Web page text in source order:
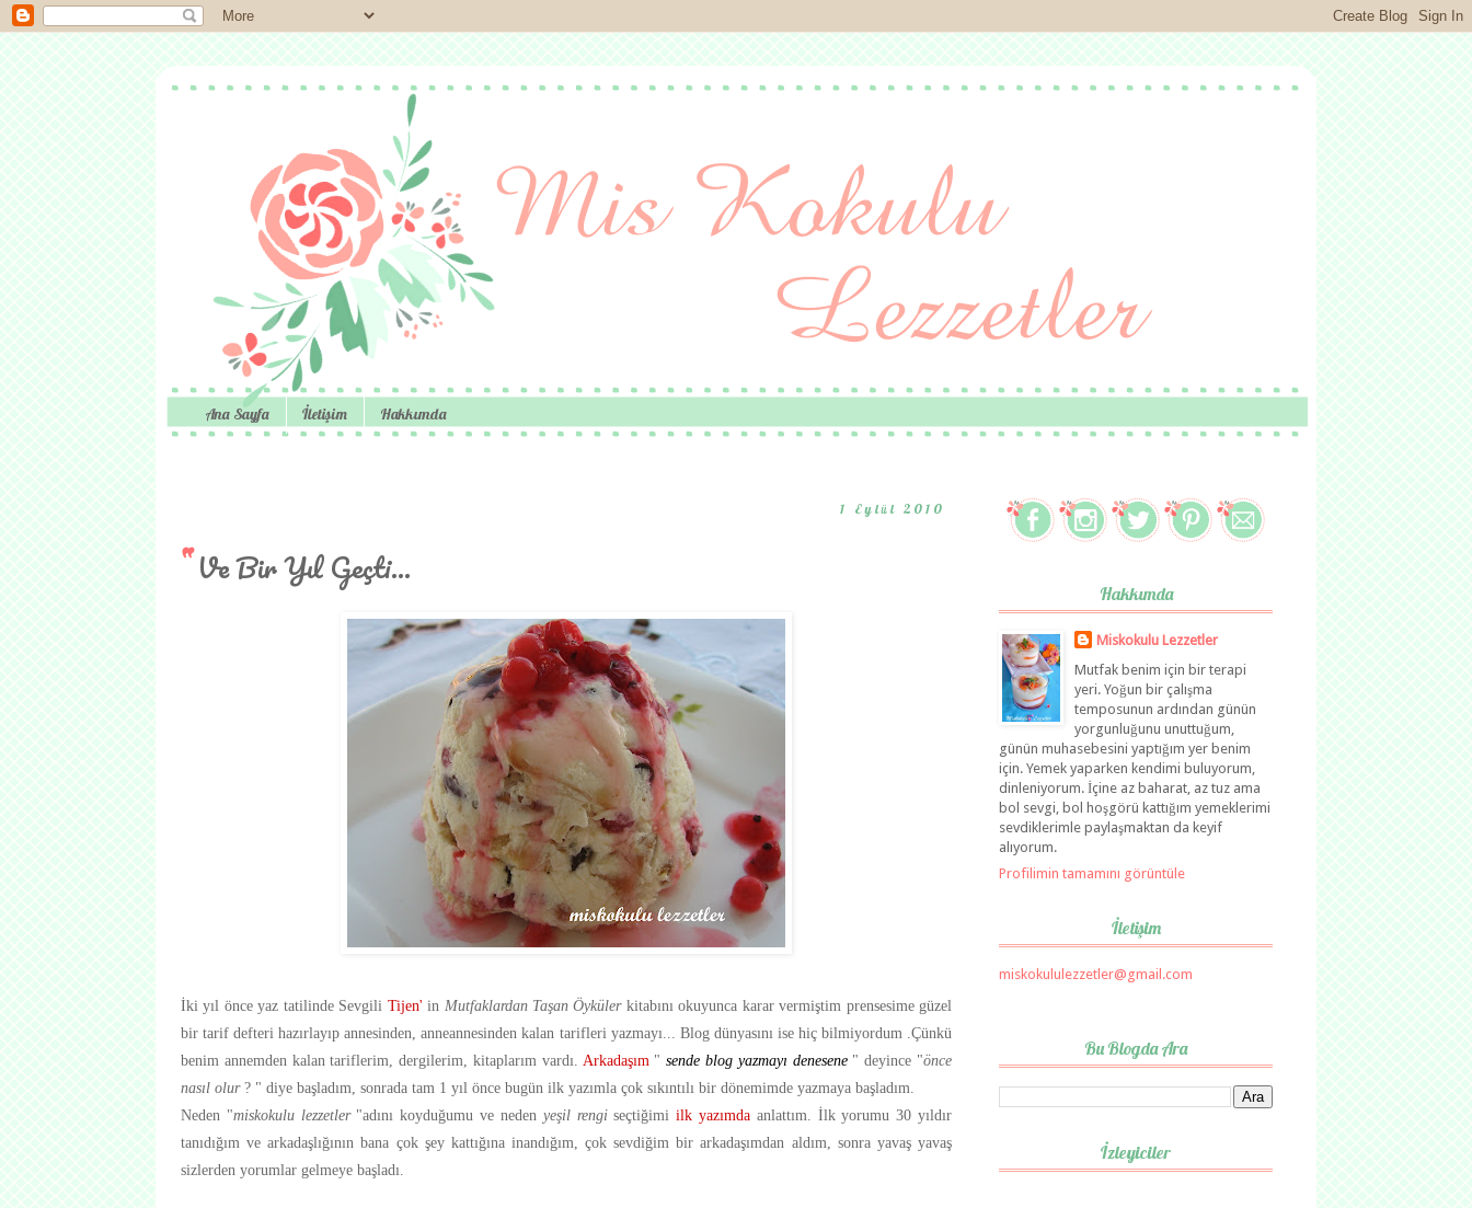
Ana Sayfa İletişim Hakkımda
1 Eylül 2010
Ve Bir Yıl Geçti...
İki yıl önce yaz tatilinde Sevgili Tijen' in Mutfaklardan Taşan Öyküler kitabını okuyunca karar vermiştim prensesime güzel
bir tarif defteri hazırlayıp annesinden, anneannesinden kalan tarifleri yazmayı... Blog dünyasını ise hiç bilmiyordum .Çünkü
benim annemden kalan tariflerim, dergilerim, kitaplarım vardı. Arkadaşım "sende blog yazmayı denesene" deyince "önce
nasıl olur? " diye başladım, sonrada tam 1 yıl önce bugün ilk yazımla çok sıkıntılı bir dönemimde yazmaya başladım.
Neden "miskokulu lezzetler"adını koyduğumu ve neden yeşil rengiseçtiğimiilk yazımda anlattım. İlk yorumu 30 yıldır
tanıdığım ve arkadaşlığının bana çok şey kattığına inandığım, çok sevdiğim bir arkadaşımdan aldım, sonra yavaş yavaş
sizlerden yorumlar gelmeye başladı.
Hakkımda
Miskokulu Lezzetler
Mutfak benim için bir terapi
yeri. Yoğun bir çalışma
temposunun ardından günün
yorgunluğunu unuttuğum,
günün muhasebesini yaptığım yer benim
için. Yemek yaparken kendimi buluyorum,
dinleniyorum. İçine az baharat, az tuz ama
bol sevgi, bol hoşgörü kattığım yemeklerimi
sevdiklerimle paylaşmaktan da keyif
alıyorum.
Profilimin tamamını görüntüle
İletişim
miskokululezzetler@gmail.com
Bu Blogda Ara
İzleyiciler